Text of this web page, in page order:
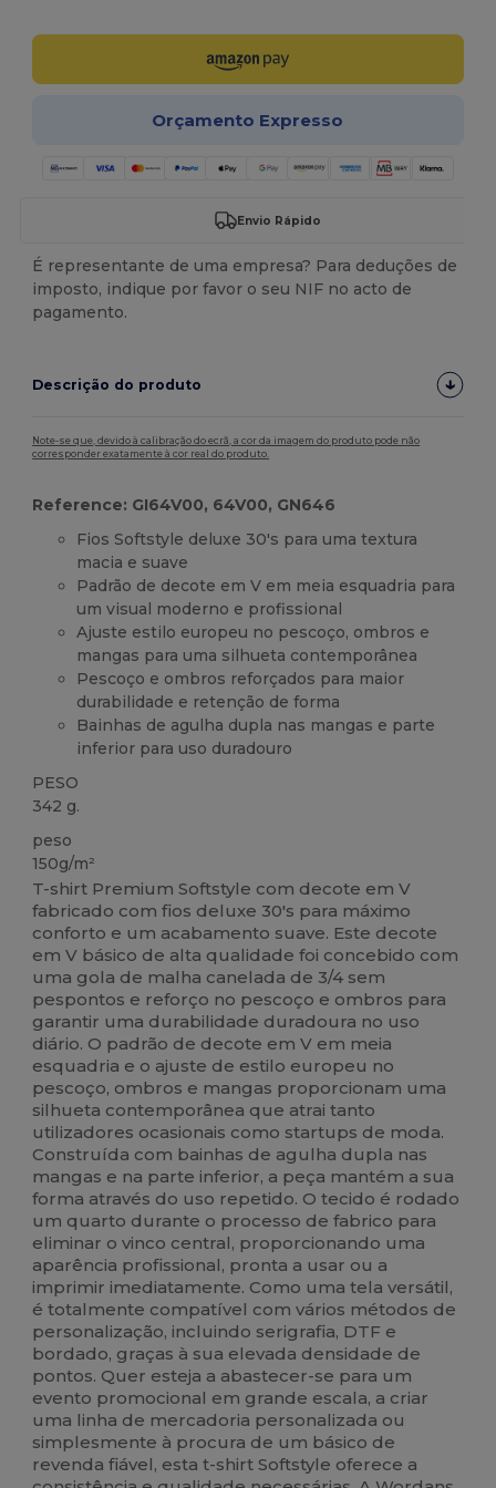
Orçamento Expresso
Envio Rápido
É representante de uma empresa? Para deduções de
imposto, indique por favor o seu NIF no acto de
pagamento.
Descrição do produto
Note-se que, devido à calibração do ecrã, a cor da imagem do produto pode não
corresponder exatamente à cor real do produto.
Reference: GI64V00, 64V00, GN646
Fios Softstyle deluxe 30's para uma textura
macia e suave
Padrão de decote em V em meia esquadria para
um visual moderno e profissional
Ajuste estilo europeu no pescoço, ombros e
mangas para uma silhueta contemporânea
Pescoço e ombros reforçados para maior
durabilidade e retenção de forma
Bainhas de agulha dupla nas mangas e parte
inferior para uso duradouro
PESO
342 g.
peso
150g/m²
T-shirt Premium Softstyle com decote em V
fabricado com fios deluxe 30's para máximo
conforto e um acabamento suave. Este decote
em V básico de alta qualidade foi concebido com
uma gola de malha canelada de 3/4 sem
pespontos e reforço no pescoço e ombros para
garantir uma durabilidade duradoura no uso
diário. O padrão de decote em V em meia
esquadria e o ajuste de estilo europeu no
pescoço, ombros e mangas proporcionam uma
silhueta contemporânea que atrai tanto
utilizadores ocasionais como startups de moda.
Construída com bainhas de agulha dupla nas
mangas e na parte inferior, a peça mantém a sua
forma através do uso repetido. O tecido é rodado
um quarto durante o processo de fabrico para
eliminar o vinco central, proporcionando uma
aparência profissional, pronta a usar ou a
imprimir imediatamente. Como uma tela versátil,
é totalmente compatível com vários métodos de
personalização, incluindo serigrafia, DTF e
bordado, graças à sua elevada densidade de
pontos. Quer esteja a abastecer-se para um
evento promocional em grande escala, a criar
uma linha de mercadoria personalizada ou
simplesmente à procura de um básico de
revenda fiável, esta t-shirt Softstyle oferece a